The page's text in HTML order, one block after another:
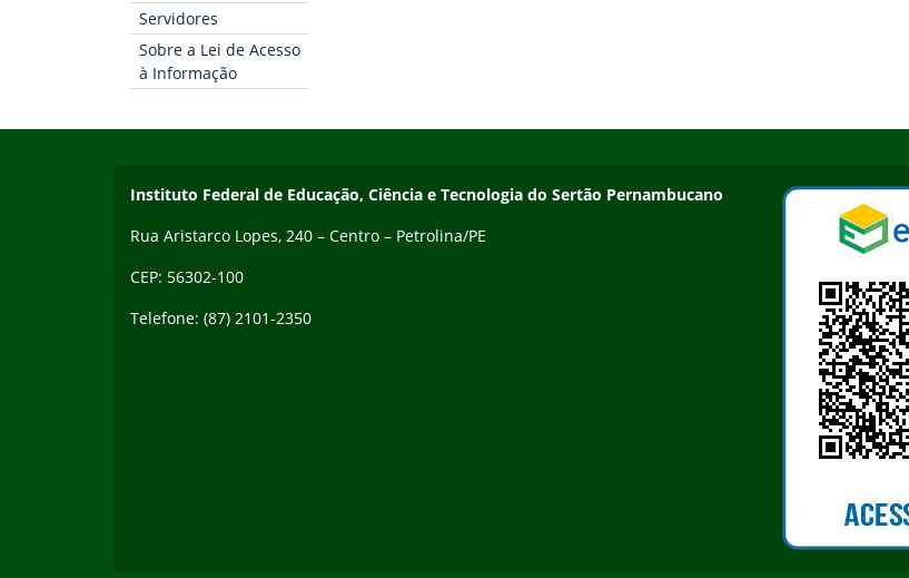
Servidores
Sobre a Lei de Acesso
à Informação
Endereço
Instituto Federal de Educação, Ciência e Tecnologia do Sertão Pernambucano
Rua Aristarco Lopes, 240 – Centro – Petrolina/PE
CEP: 56302-100
Telefone: (87) 2101-2350